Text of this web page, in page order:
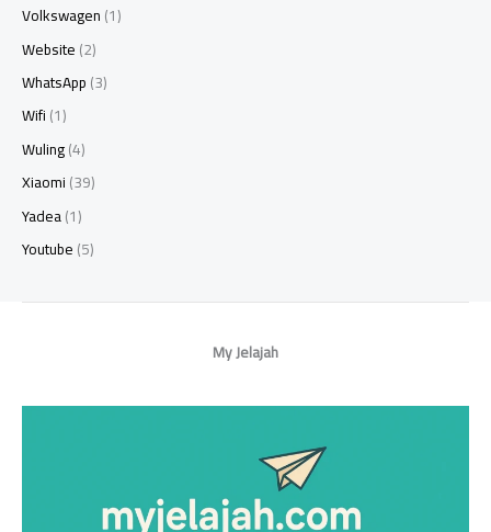
Volkswagen(1)
Website(2)
WhatsApp(3)
Wifi(1)
Wuling(4)
Xiaomi(39)
Yadea(1)
Youtube(5)
My Jelajah